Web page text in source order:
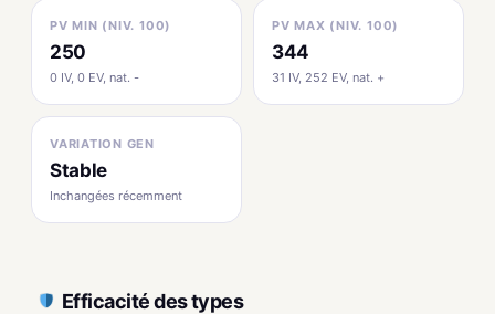
PV MIN (NIV. 100)
250
0 IV, 0 EV, nat. -
PV MAX (NIV. 100)
344
31 IV, 252 EV, nat. +
VARIATION GEN
Stable
Inchangées récemment
Efficacité des types